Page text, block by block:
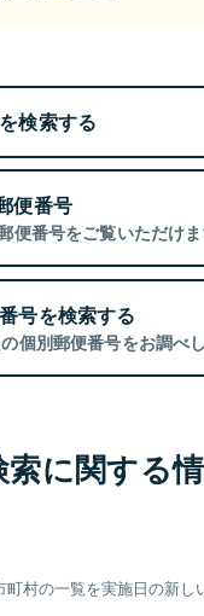
検索する
便番号
便番号をご覧いただけま
号を検索する
個別郵便番号をお調べし
に関する
村の一覧を実施日の新し